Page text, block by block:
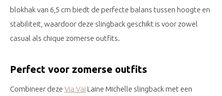
blokhak van 6,5 cm biedt de perfecte balans tussen hoogte en
stabiliteit, waardoor deze slingback geschikt is voor zowel
casual als chique zomerse outfits.
Perfect voor zomerse outfits
Combineer deze Via Vai Laine Michelle slingback met een